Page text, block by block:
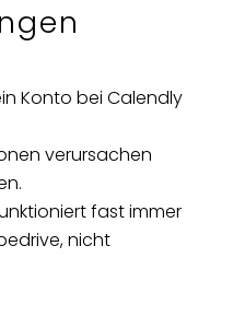
Konto bei Calendly
verursachen
fast immer
nicht